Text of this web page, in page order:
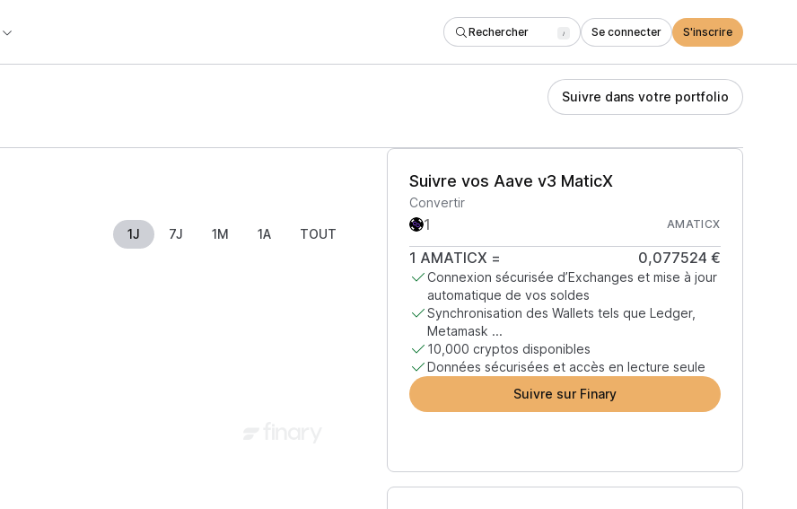
Rechercher / Se connecter S'inscrire
Suivre dans votre portfolio
1J 7J 1M 1A TOUT
Suivre vos Aave v3 MaticX
Convertir
AMATICX
1 AMATICX = 0,077524 €
Connexion sécurisée d’Exchanges et mise à jour
automatique de vos soldes
Synchronisation des Wallets tels que Ledger,
Metamask ...
10,000 cryptos disponibles
Données sécurisées et accès en lecture seule
Suivre sur Finary